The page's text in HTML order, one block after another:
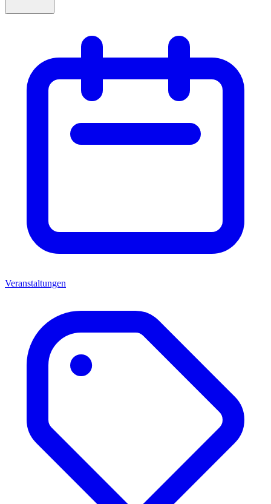
Veranstaltungen